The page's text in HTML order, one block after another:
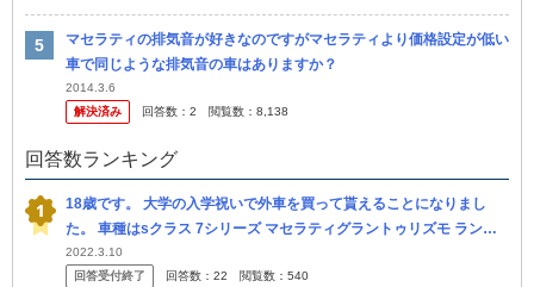
マセラティの排気音が好きなのですがマセラティより価格設定が低い
車で同じような排気音の車はありますか？
2014.3.6
解決済み
回答数： 2 閲覧数： 8,138
回答数ランキング
18歳です。 大学の入学祝いで外車を買って貰えることになりまし
た。 車種はsクラス 7シリーズ マセラティグラントゥリズモ ランド
ローバーレンジローバー ベントレーコンチネンタルGT gクラス ...
2022.3.10
回答受付終了
回答数： 22 閲覧数： 540